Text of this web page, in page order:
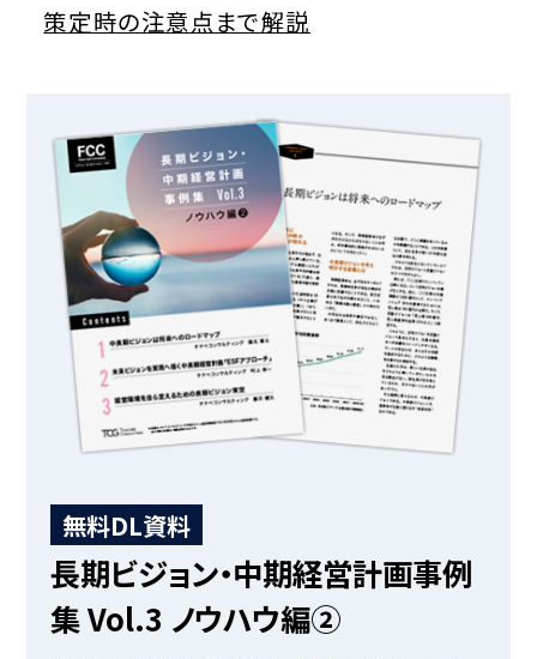
策定時の注意点まで解説
無料DL資料
長期ビジョン・中期経営計画事例
集 Vol.3 ノウハウ編②